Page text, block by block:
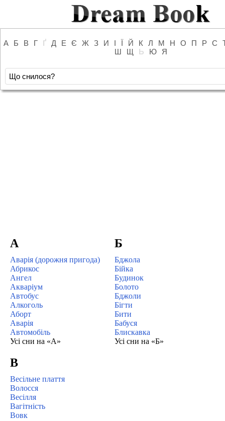
А Б В Г Ґ Д Е Є Ж З И І Ї Й К Л М Н О П Р С
Ш
Щ Ь Ю Я
А
Аварія (дорожня пригода)
Абрикос
Ангел
Акваріум
Автобус
Алкоголь
Аборт
Аварія
Автомобіль
Усі сни на «А»
Б
Бджола
Бійка
Будинок
Болото
Бджоли
Бігти
Бити
Бабуся
Блискавка
Усі сни на «Б»
В
Весільне плаття
Волосся
Весілля
Вагітність
Вовк